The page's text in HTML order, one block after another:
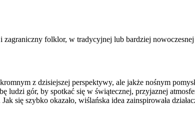
folklor, w tradycyjnej lub bardziej
z dzisiejszej perspektywy, ale jakże nośnym
ludzi gór, by spotkać się w świątecznej, przyjaznej
się szybko okazało, wiślańska idea zainspirowała